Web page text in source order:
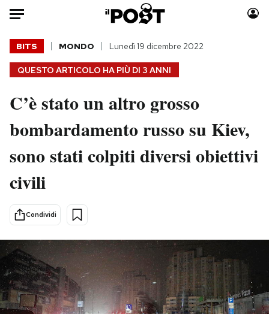
Auto
HOME
Italia
Politica
Tecnologia
Scienza
Cultura
Economia
Sport
Moda
Consumismi
Storie/Idee
Mondiali calcio 2026
PODCAST
QUESTO ARTICOLO HA PIÙ DI 3 ANNI
BITS MONDO Lunedì 19 dicembre 2022
C’è stato un altro grosso
bombardamento russo su Kiev,
sono stati colpiti diversi obiettivi
civili
Condividi